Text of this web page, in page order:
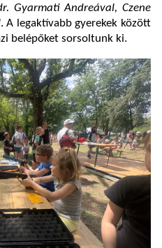
Gyarmati Andreával, Czene
. A legaktívabb gyerekek között
belépőket sorsoltunk ki.